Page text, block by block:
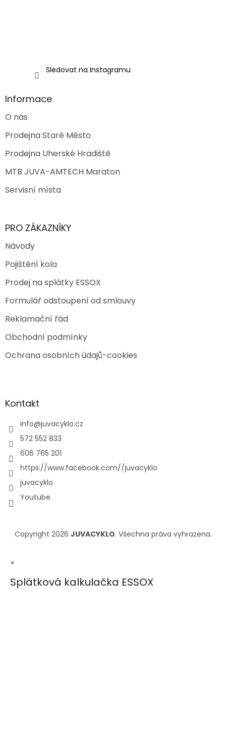
Sledovat na Instagramu
Informace
O nás
Prodejna Staré Město
Prodejna Uherské Hradiště
MTB JUVA-AMTECH Maraton
Servisní místa
PRO ZÁKAZNÍKY
Návody
Pojištění kola
Prodej na splátky ESSOX
Formulář odstoupení od smlouvy
Reklamační řád
Obchodní podmínky
Ochrana osobních údajů-cookies
Kontakt
info@juvacyklo.cz
572 552 833
606 765 201
https://www.facebook.com//juvacyklo
juvacyklo
Youtube
Copyright 2026 JUVACYKLO. Všechna práva vyhrazena.
×
Splátková kalkulačka ESSOX